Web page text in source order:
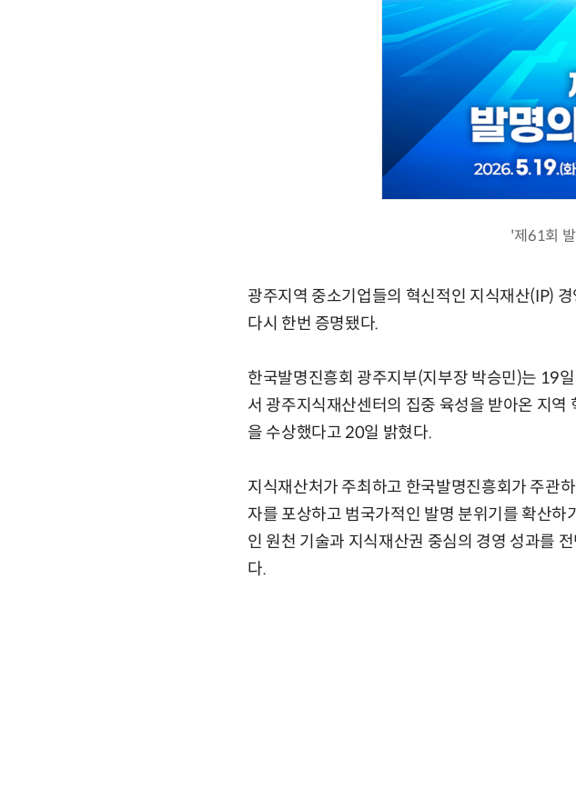
'제61회
광주지역 중소기업들의 혁신적인 지식재산(IP)
다시 한번 증명됐다.
한국발명진흥회 광주지부(지부장 박승민)는 19
서 광주지식재산센터의 집중 육성을 받아온 지
을 수상했다고 20일 밝혔다.
지식재산처가 주최하고 한국발명진흥회가 주관
자를 포상하고 범국가적인 발명 분위기를 확산
인 원천 기술과 지식재산권 중심의 경영 성과를
다.